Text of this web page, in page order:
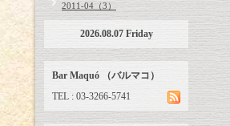
2011-04（3）
2026.08.07 Friday
Bar Maquó （バルマコ）
TEL : 03-3266-5741